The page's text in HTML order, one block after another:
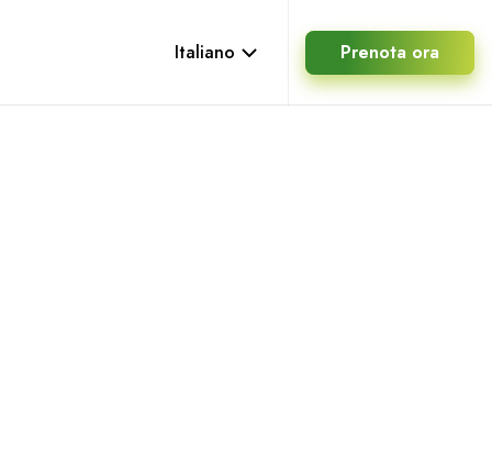
Italiano Prenota ora